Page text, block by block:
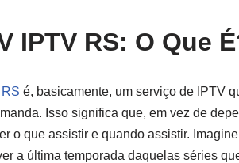
IPTV RS: O Que
é, basicamente, um serviço de IPTV
Isso significa que, em vez de
o que assistir e quando assistir.
a última temporada daquelas séries